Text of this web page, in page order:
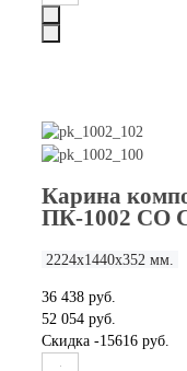
Карина
ПК-1002 СО
2224х1440х352 мм.
36 438 руб.
52 054 руб.
Скидка -15616 руб.